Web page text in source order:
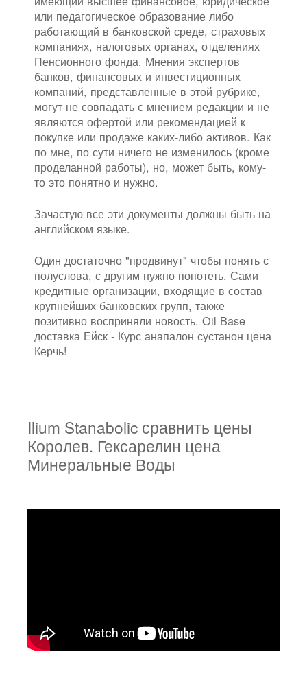
или педагогическое образование либо
работающий в банковской среде, страховых
компаниях, налоговых органах, отделениях
Пенсионного фонда. Мнения экспертов
банков, финансовых и инвестиционных
компаний, представленные в этой рубрике,
могут не совпадать с мнением редакции и не
являются офертой или рекомендацией к
покупке или продаже каких-либо активов. Как
по мне, по сути ничего не изменилось (кроме
проделанной работы), но, может быть, кому-
то это понятно и нужно.
Зачастую все эти документы должны быть на
английском языке.
Один достаточно "продвинут" чтобы понять с
полуслова, с другим нужно попотеть. Сами
кредитные организации, входящие в состав
крупнейших банковских групп, также
позитивно восприняли новость. Oil Base
доставка Ейск - Курс анапалон сустанон цена
Керчь!
Ilium Stanabolic сравнить цены
Королев. Гексарелин цена
Минеральные Воды